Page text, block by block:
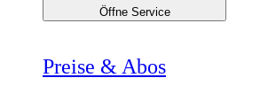
Öffne Service
Preise & Abos